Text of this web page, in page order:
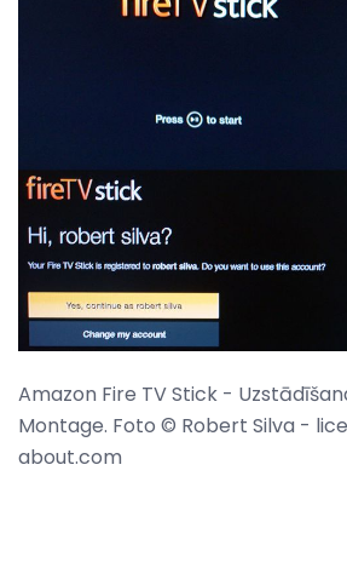
Amazon Fire TV Stick -
Montage. Foto © Robert Silva -
about.com